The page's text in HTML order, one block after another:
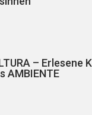
– Erlesene
AMBIENTE